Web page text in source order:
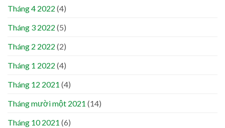
Tháng 4 2022 (4)
Tháng 3 2022 (5)
Tháng 2 2022 (2)
Tháng 1 2022 (4)
Tháng 12 2021 (4)
Tháng mười một 2021 (14)
Tháng 10 2021 (6)